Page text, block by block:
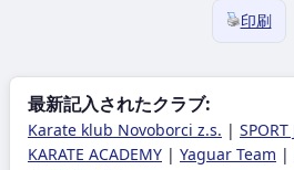
印刷
最新記入されたクラブ:
Karate klub Novoborci z.s. |
KARATE ACADEMY | Yaguar Team |